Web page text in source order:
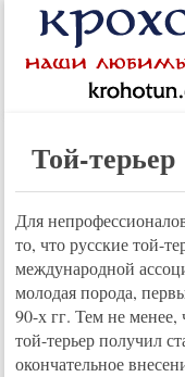
Той-терьер
Для
то, что русские той-
международной
молодая порода,
90-х гг. Тем не менее,
той-терьер получил
окончательное